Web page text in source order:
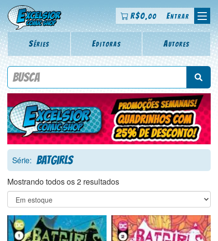
R$0,00 Entrar
Séries Editoras Autores
Procure por título da revista, personagem, série, escritor,
Série: Batgirls
Mostrando todos os 2 resultados